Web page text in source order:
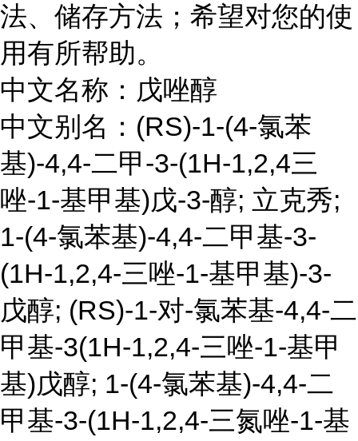
法、储存方法；希望对您的使
用有所帮助。
中文名称：戊唑醇
中文别名：(RS)-1-(4-氯苯
基)-4,4-二甲-3-(1H-1,2,4三
唑-1-基甲基)戊-3-醇; 立克秀;
1-(4-氯苯基)-4,4-二甲基-3-
(1H-1,2,4-三唑-1-基甲基)-3-
戊醇; (RS)-1-对-氯苯基-4,4-二
甲基-3(1H-1,2,4-三唑-1-基甲
基)戊醇; 1-(4-氯苯基)-4,4-二
甲基-3-(1H-1,2,4-三氮唑-1-基